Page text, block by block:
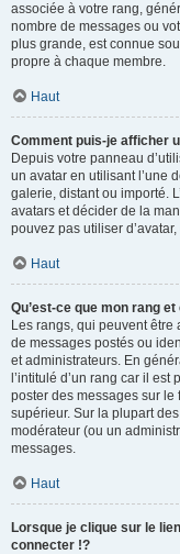
associée à votre rang,
nombre de messages ou
plus grande, est connue
propre à chaque membre.
Haut
Comment puis-je afficher
Depuis votre panneau
un avatar en utilisant l’une
galerie, distant ou importé.
avatars et décider de la
pouvez pas utiliser
Haut
Qu’est-ce que mon rang
Les rangs, qui peuvent être
de messages postés ou
et administrateurs. En
l’intitulé d’un rang car il
poster des messages sur
supérieur. Sur la plupart
modérateur (ou un
messages.
Haut
Lorsque je clique sur le lien
connecter !?